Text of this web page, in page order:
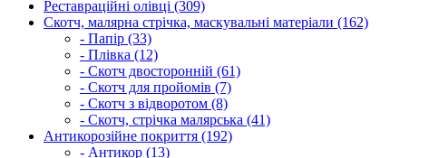
Реставраційні олівці (309)
Скотч, малярна стрічка, маскувальні матеріали (162)
- Папір (33)
- Плівка (12)
- Скотч двосторонній (61)
- Скотч для пройомів (7)
- Скотч з відворотом (8)
- Скотч, стрічка малярська (41)
Антикорозійне покриття (192)
- Антикор (13)